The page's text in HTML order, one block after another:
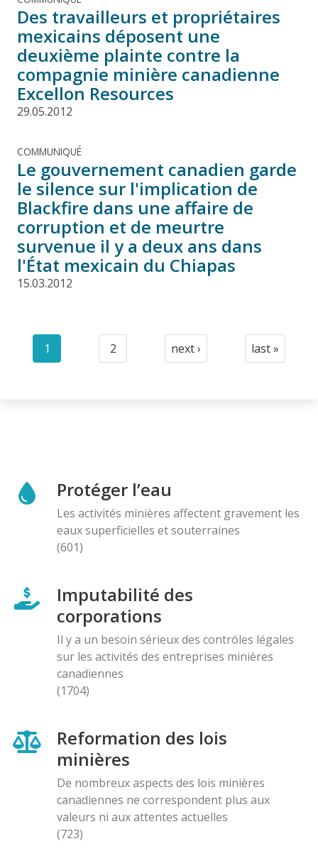
Des travailleurs et propriétaires
mexicains déposent une
deuxième plainte contre la
compagnie minière canadienne
Excellon Resources
29.05.2012
COMMUNIQUÉ
Le gouvernement canadien garde
le silence sur l'implication de
Blackfire dans une affaire de
corruption et de meurtre
survenue il y a deux ans dans
l'État mexicain du Chiapas
15.03.2012
Pagination
Current
1
Page
2
Next
next ›
Last
last »
Protéger l’eau
Les activités minières affectent gravement les
eaux superficielles et souterraines
(601)
Imputabilité des
corporations
Il y a un besoin sérieux des contróles légales
sur les activités des entreprises minières
canadiennes
(1704)
Reformation des lois
minières
De nombreux aspects des lois minières
canadiennes ne correspondent plus aux
valeurs ni aux attentes actuelles
(723)